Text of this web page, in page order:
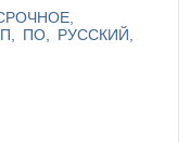
ПО
РУССКИЙ